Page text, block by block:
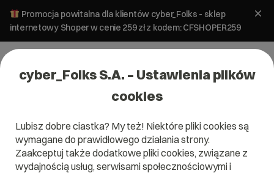
Promocja powitalna dla klientów cyber_Folks - sklep
internetowy Shoper w cenie 259 zł z kodem: CFSHOPER259
SEO i SEM Tworzenie stron
Mam błąd 404, co to znaczy?
cyber_Folks S.A. – Ustawienia plików
cookies
Lubisz dobre ciastka? My też! Niektóre pliki cookies są
wymagane do prawidłowego działania strony.
Zaakceptuj także dodatkowe pliki cookies, związane z
wydajnością usług, serwisami społecznościowymi i